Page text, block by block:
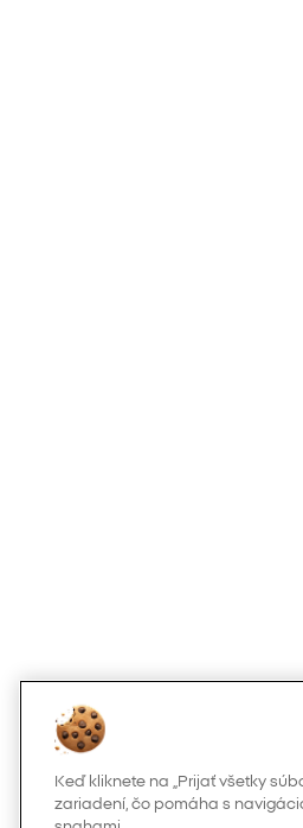
Keď kliknete na „Prijať všetky
zariadení, čo pomáha s